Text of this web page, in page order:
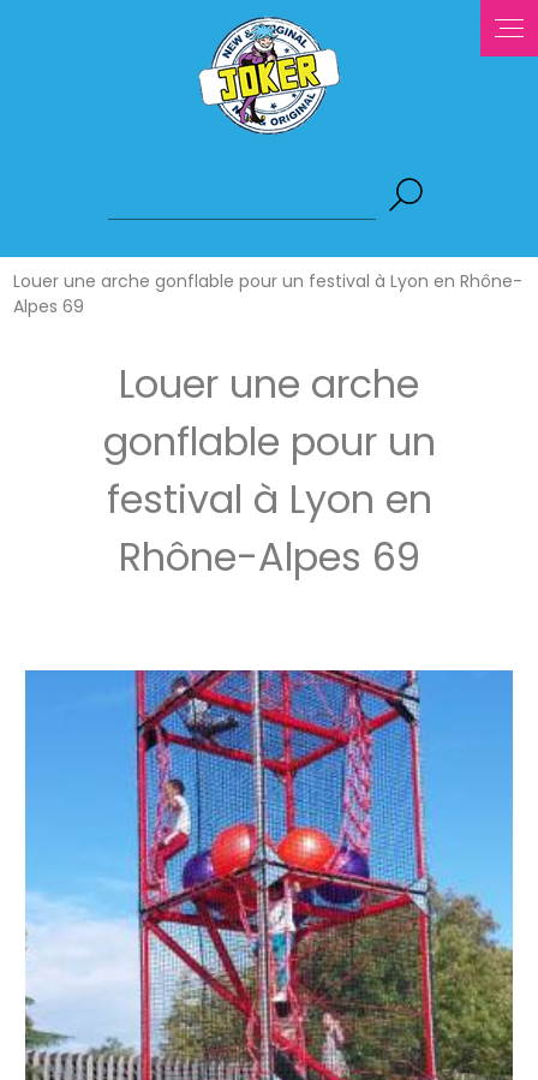
Louer une arche gonflable pour un festival à Lyon en Rhône-
Alpes 69
Louer une arche
gonflable pour un
festival à Lyon en
Rhône-Alpes 69
Panneau de gestion des cookies